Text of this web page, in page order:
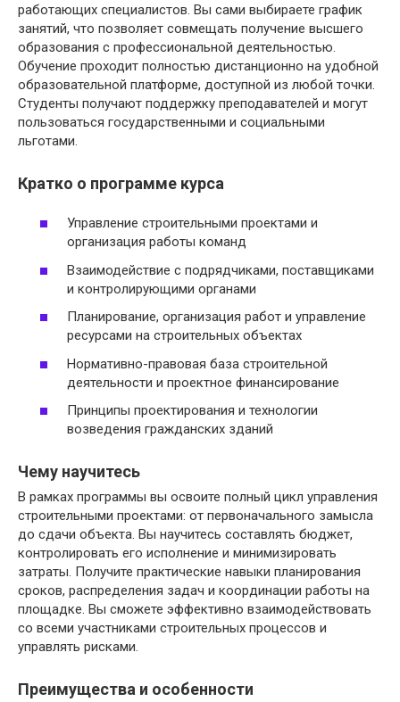
работающих специалистов. Вы сами выбираете график
занятий, что позволяет совмещать получение высшего
образования с профессиональной деятельностью.
Обучение проходит полностью дистанционно на удобной
образовательной платформе, доступной из любой точки.
Студенты получают поддержку преподавателей и могут
пользоваться государственными и социальными
льготами.
Кратко о программе курса
Управление строительными проектами и
организация работы команд
Взаимодействие с подрядчиками, поставщиками
и контролирующими органами
Планирование, организация работ и управление
ресурсами на строительных объектах
Нормативно-правовая база строительной
деятельности и проектное финансирование
Принципы проектирования и технологии
возведения гражданских зданий
Чему научитесь
В рамках программы вы освоите полный цикл управления
строительными проектами: от первоначального замысла
до сдачи объекта. Вы научитесь составлять бюджет,
контролировать его исполнение и минимизировать
затраты. Получите практические навыки планирования
сроков, распределения задач и координации работы на
площадке. Вы сможете эффективно взаимодействовать
со всеми участниками строительных процессов и
управлять рисками.
Преимущества и особенности